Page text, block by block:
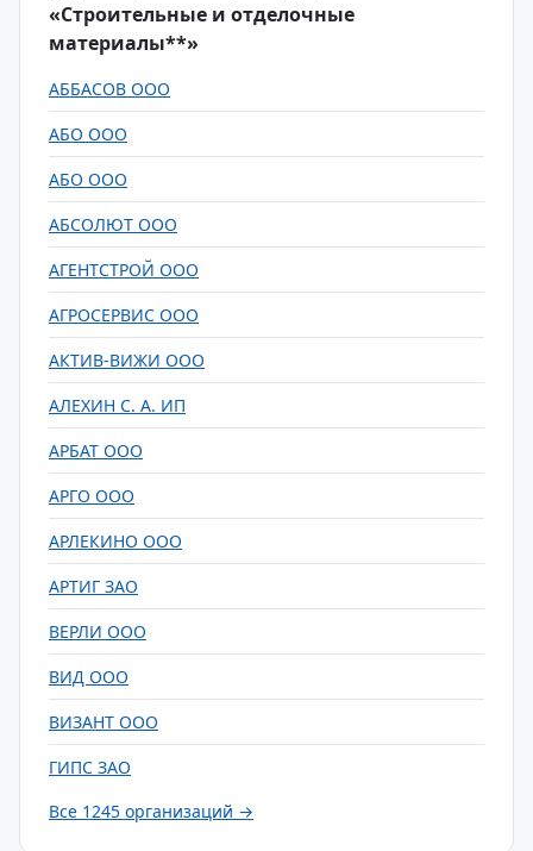
«Строительные и отделочные
материалы**»
АББАСОВ ООО
АБО ООО
АБО ООО
АБСОЛЮТ ООО
АГЕНТСТРОЙ ООО
АГРОСЕРВИС ООО
АКТИВ-ВИЖИ ООО
АЛЕХИН С. А. ИП
АРБАТ ООО
АРГО ООО
АРЛЕКИНО ООО
АРТИГ ЗАО
ВЕРЛИ ООО
ВИД ООО
ВИЗАНТ ООО
ГИПС ЗАО
Все 1245 организаций →